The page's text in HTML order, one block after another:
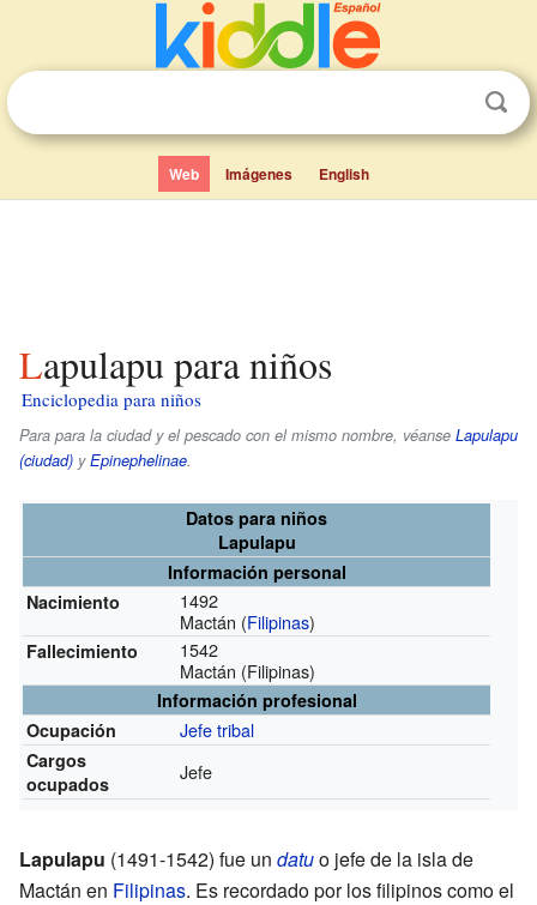
Web Imágenes English
Lapulapu para niños
Enciclopedia para niños
Para para la ciudad y el pescado con el mismo nombre, véanse Lapulapu
(ciudad) yEpinephelinae.
Datos para niños
Lapulapu
Información personal
Nacimiento
1492
Mactán (Filipinas)
Fallecimiento
1542
Mactán (Filipinas)
Información profesional
Ocupación
Jefe tribal
Cargos
ocupados
Jefe
Lapulapu (1491-1542) fue un datuo jefe de la isla de
Mactán en Filipinas. Es recordado por los filipinos como el